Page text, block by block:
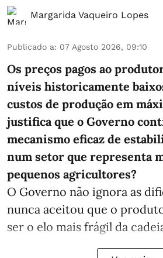
Margarida Vaqueiro Lopes
Publicado a: 07 Agosto 2026, 09:10
Os preços pagos ao
níveis historicamente
custos de produção em
justifica que o Governo
mecanismo eficaz de
num setor que representa
pequenos agricultores?
O Governo não ignora as
nunca aceitou que o
ser o elo mais frágil da